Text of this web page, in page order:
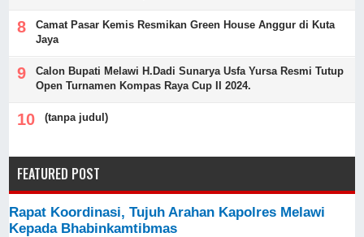
Camat Pasar Kemis Resmikan Green House Anggur di Kuta
Jaya
Calon Bupati Melawi H.Dadi Sunarya Usfa Yursa Resmi Tutup
Open Turnamen Kompas Raya Cup II 2024.
(tanpa judul)
FEATURED POST
Rapat Koordinasi, Tujuh Arahan Kapolres Melawi
Kepada Bhabinkamtibmas